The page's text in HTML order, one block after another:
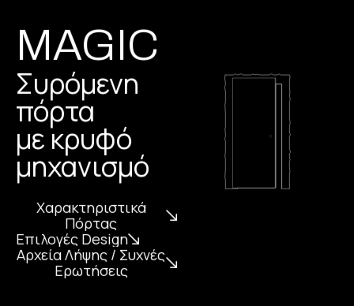
MAGIC
Συρόμενη
πόρτα
με κρυφό
μηχανισμό
Χαρακτηριστικά
Πόρτας
Επιλογές Design
Αρχεία Λήψης / Συχνές
Ερωτήσεις